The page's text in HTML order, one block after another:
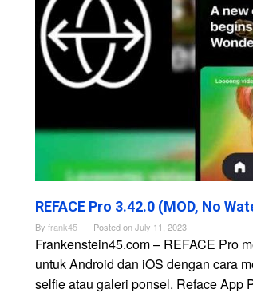
REFACE Pro 3.42.0 (MOD, No
By frank45 Posted onJuly 11, 2023
Frankenstein45.com – REFACE Pro
untuk Android dan iOS dengan cara
selfie atau galeri ponsel. Reface App